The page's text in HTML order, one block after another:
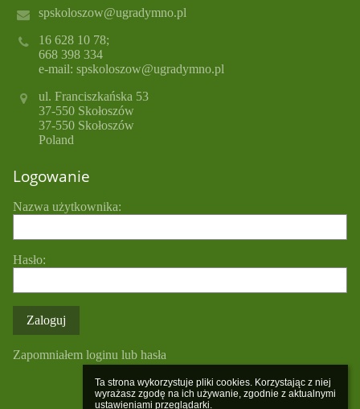
Ta strona wykorzystuje pliki cookies. Korzystając z niej
wyrażasz zgodę na ich używanie, zgodnie z aktualnymi
ustawieniami przeglądarki.
spskoloszow@ugradymno.pl
16 628 10 78;
668 398 334
e-mail: spskoloszow@ugradymno.pl
ul. Franciszkańska 53
37-550 Skołoszów
37-550 Skołoszów
Poland
Logowanie
Nazwa użytkownika:
Hasło:
Zapomniałem loginu lub hasła